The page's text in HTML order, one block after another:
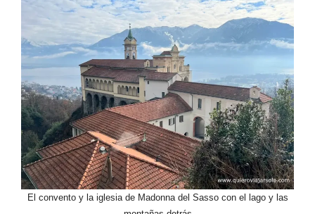
El convento y la iglesia de Madonna del Sasso con el lago y las